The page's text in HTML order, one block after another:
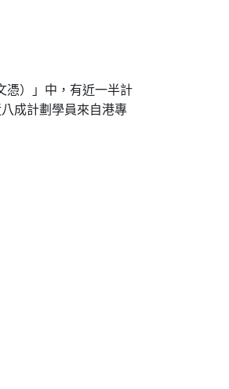
憑）」中，有近一半計
成計劃學員來自港專